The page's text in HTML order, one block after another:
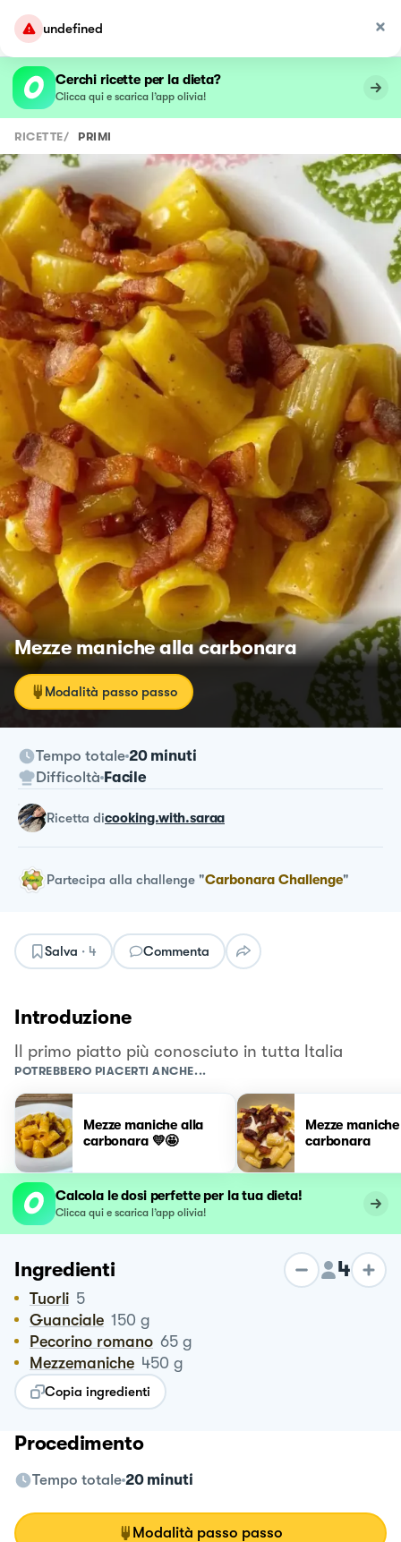
undefined
Cerchi ricette per la dieta?
Clicca qui e scarica l’app olivia!
RICETTE/ PRIMI
Mezze maniche alla carbonara
Modalità passo passo
Tempo totale 20 minuti
Difficoltà Facile
ricetta dicooking.with.saraa
Partecipa alla challenge "Carbonara Challenge"
Salva · 4 Commenta
Introduzione
Il primo piatto più conosciuto in tutta Italia
POTREBBERO PIACERTI ANCHE...
Mezze maniche alla
carbonara 💛🤩
Mezze
carbonara
Calcola le dosi perfette per la tua dieta!
Clicca qui e scarica l’app olivia!
Ingredienti 4
Tuorli 5
Guanciale 150 g
Pecorino romano 65 g
Mezzemaniche 450 g
Copia ingredienti
Procedimento
Tempo totale 20 minuti
Modalità passo passo